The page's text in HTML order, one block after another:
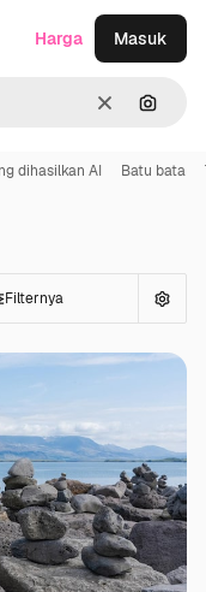
Jernih
Harga Masuk
dihasilkan AI Batu bata
Filternya